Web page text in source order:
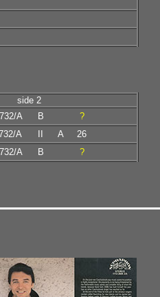
side 2
A B
?
A A
26
A B ?